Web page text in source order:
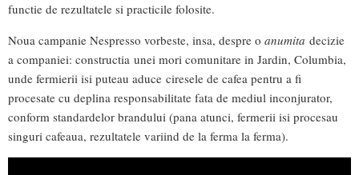
functie de rezultatele si practicile folosite.
Noua campanie Nespresso vorbeste, insa, despre o anumita decizie
a companiei: constructia unei mori comunitare in Jardin, Columbia,
unde fermierii isi puteau aduce ciresele de cafea pentru a fi
procesate cu deplina responsabilitate fata de mediul inconjurator,
conform standardelor brandului (pana atunci, fermerii isi procesau
singuri cafeaua, rezultatele variind de la ferma la ferma).